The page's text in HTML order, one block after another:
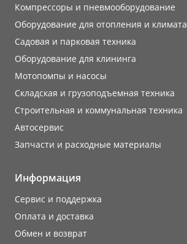
Компрессоры и пневмооборудование
Оборудование для отопления и климата
Садовая и парковая техника
Оборудование для клининга
Мотопомпы и насосы
Складская и грузоподъемная техника
Строительная и коммунальная техника
Автосервис
Запчасти и расходные материалы
Информация
Сервис и поддержка
Оплата и доставка
Обмен и возврат